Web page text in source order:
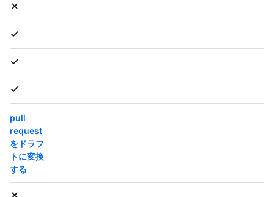
pull
request
をドラフ
トに変換
する